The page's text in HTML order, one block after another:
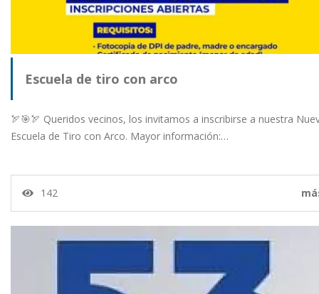
Escuela de tiro con arco
🏹🎯🏹 Queridos vecinos, los invitamos a inscribirse a nuestra
Escuela de Tiro con Arco. Mayor información:…
142